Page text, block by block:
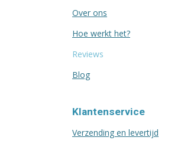
Over ons
Hoe werkt het?
Reviews
Blog
Klantenservice
Verzending en levertijd